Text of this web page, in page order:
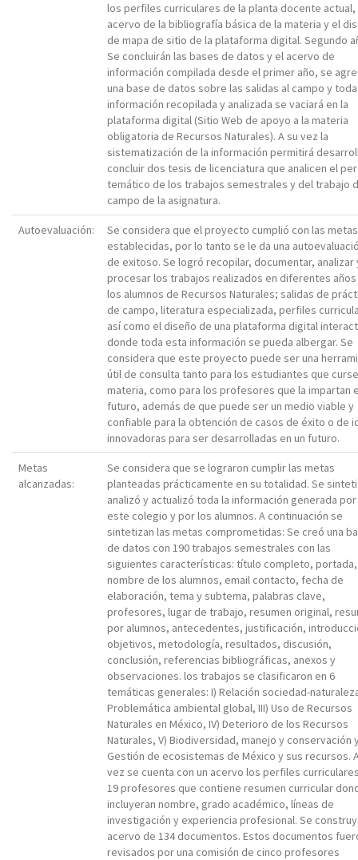
los perfiles curriculares de la planta docente actual,
acervo de la bibliografía básica de la materia y el
de mapa de sitio de la plataforma digital. Segundo
Se concluirán las bases de datos y el acervo de
información compilada desde el primer año, se
una base de datos sobre las salidas al campo y
información recopilada y analizada se vaciará en la
plataforma digital (Sitio Web de apoyo a la materia
obligatoria de Recursos Naturales). A su vez la
sistematización de la información permitirá
concluir dos tesis de licenciatura que analicen el
temático de los trabajos semestrales y del trabajo
campo de la asignatura.
Autoevaluación:
Se considera que el proyecto cumplió con las metas
establecidas, por lo tanto se le da una
de exitoso. Se logró recopilar, documentar, analizar
procesar los trabajos realizados en diferentes
los alumnos de Recursos Naturales; salidas de
de campo, literatura especializada, perfiles
así como el diseño de una plataforma digital
donde toda esta información se pueda albergar. Se
considera que este proyecto puede ser una
útil de consulta tanto para los estudiantes que
materia, como para los profesores que la impartan
futuro, además de que puede ser un medio viable y
confiable para la obtención de casos de éxito o de
innovadoras para ser desarrolladas en un futuro.
Metas
alcanzadas:
Se considera que se lograron cumplir las metas
planteadas prácticamente en su totalidad. Se
analizó y actualizó toda la información generada por
este colegio y por los alumnos. A continuación se
sintetizan las metas comprometidas: Se creó una
de datos con 190 trabajos semestrales con las
siguientes características: título completo, portada,
nombre de los alumnos, email contacto, fecha de
elaboración, tema y subtema, palabras clave,
profesores, lugar de trabajo, resumen original,
por alumnos, antecedentes, justificación,
objetivos, metodología, resultados, discusión,
conclusión, referencias bibliográficas, anexos y
observaciones. los trabajos se clasificaron en 6
temáticas generales: I) Relación sociedad-
Problemática ambiental global, III) Uso de Recursos
Naturales en México, IV) Deterioro de los Recursos
Naturales, V) Biodiversidad, manejo y conservación
Gestión de ecosistemas de México y sus recursos.
vez se cuenta con un acervo los perfiles
19 profesores que contiene resumen curricular
incluyeran nombre, grado académico, líneas de
investigación y experiencia profesional. Se
acervo de 134 documentos. Estos documentos
revisados por una comisión de cinco profesores